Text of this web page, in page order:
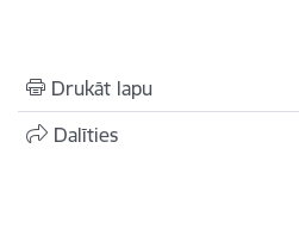
Drukāt lapu
Dalīties